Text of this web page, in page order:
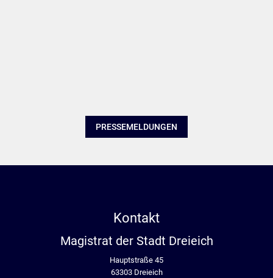
PRESSEMELDUNGEN
Kontakt
Magistrat der Stadt Dreieich
Hauptstraße 45
63303 Dreieich